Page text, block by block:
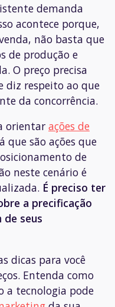
demanda
acontece porque,
não basta que
de produção e
O preço precisa
diz respeito ao que
da concorrência.
orientar ações de
que são ações que
de
neste cenário é
É preciso ter
a precificação
seus
dicas para você
Entenda como
a tecnologia pode